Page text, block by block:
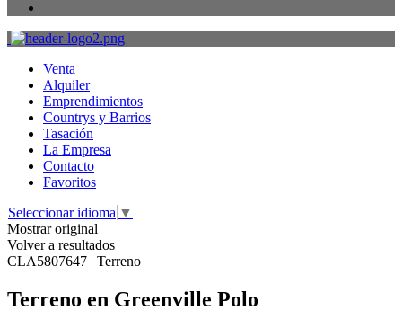
Venta
Alquiler
Emprendimientos
Countrys y Barrios
Tasación
La Empresa
Contacto
Favoritos
Seleccionar idioma ▼
Mostrar original
Volver a resultados
CLA5807647 | Terreno
Terreno en Greenville Polo